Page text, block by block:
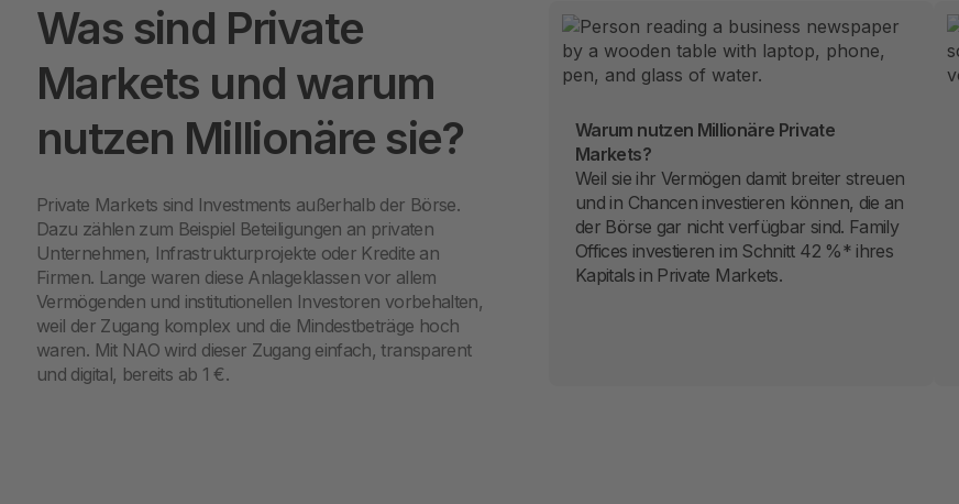
Was sind Private
Markets und warum
nutzen Millionäre sie?
Private Markets sind Investments außerhalb der Börse.
Dazu zählen zum Beispiel Beteiligungen an privaten
Unternehmen, Infrastrukturprojekte oder Kredite an
Firmen. Lange waren diese Anlageklassen vor allem
Vermögenden und institutionellen Investoren vorbehalten,
weil der Zugang komplex und die Mindestbeträge hoch
waren. Mit NAO wird dieser Zugang einfach, transparent
und digital, bereits ab 1 €.
Warum nutzen Millionäre Private
Markets?
Weil sie ihr Vermögen damit breiter streuen
und in Chancen investieren können, die an
der Börse gar nicht verfügbar sind. Family
Offices investieren im Schnitt 42 %* ihres
Kapitals in Private Markets.